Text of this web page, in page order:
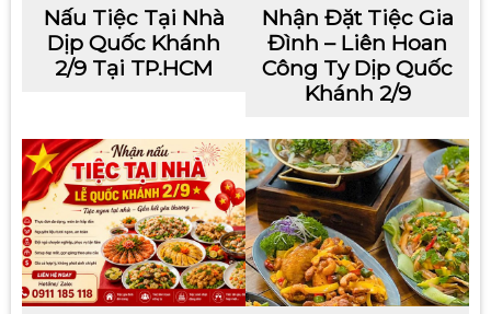
Nấu Tiệc Tại Nhà
Dịp Quốc Khánh
2/9 Tại TP.HCM
Nhận Đặt Tiệc Gia
Đình – Liên Hoan
Công Ty Dịp Quốc
Khánh 2/9